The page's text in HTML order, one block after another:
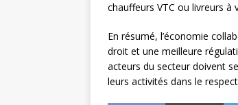
chauffeurs VTC ou livreurs à
En résumé, l’économie
droit et une meilleure
acteurs du secteur doivent
leurs activités dans le